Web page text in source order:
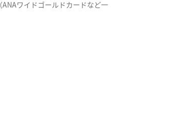
ワイドゴールドカードなど一